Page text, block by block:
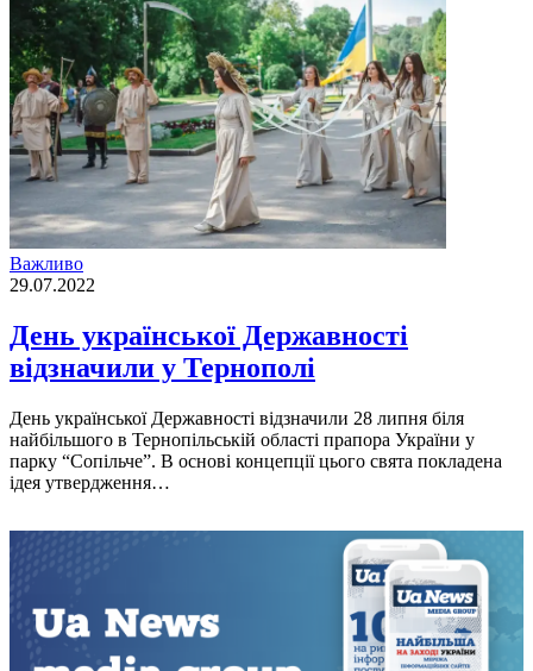
Важливо
29.07.2022
День української Державності
відзначили у Тернополі
День української Державності відзначили 28 липня біля
найбільшого в Тернопільській області прапора України у
парку “Сопільче”. В основі концепції цього свята покладена
ідея утвердження…